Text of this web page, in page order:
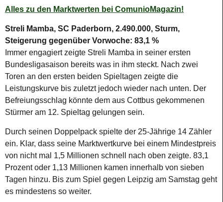
Alles zu den Marktwerten bei ComunioMagazin!
Streli Mamba, SC Paderborn, 2.490.000, Sturm,
Steigerung gegenüber Vorwoche: 83,1 %
Immer engagiert zeigte Streli Mamba in seiner ersten
Bundesligasaison bereits was in ihm steckt. Nach zwei
Toren an den ersten beiden Spieltagen zeigte die
Leistungskurve bis zuletzt jedoch wieder nach unten. Der
Befreiungsschlag könnte dem aus Cottbus gekommenen
Stürmer am 12. Spieltag gelungen sein.
Durch seinen Doppelpack spielte der 25-Jährige 14 Zähler
ein. Klar, dass seine Marktwertkurve bei einem Mindestpreis
von nicht mal 1,5 Millionen schnell nach oben zeigte. 83,1
Prozent oder 1,13 Millionen kamen innerhalb von sieben
Tagen hinzu. Bis zum Spiel gegen Leipzig am Samstag geht
es mindestens so weiter.